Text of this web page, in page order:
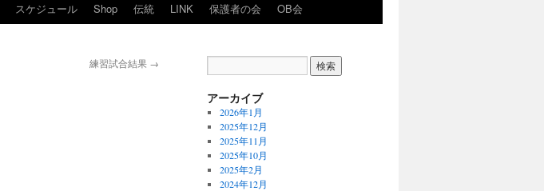
スケジュール Shop 伝統 LINK 保護者の会 OB会
練習試合結果 →
アーカイブ
2026年1月
2025年12月
2025年11月
2025年10月
2025年2月
2024年12月